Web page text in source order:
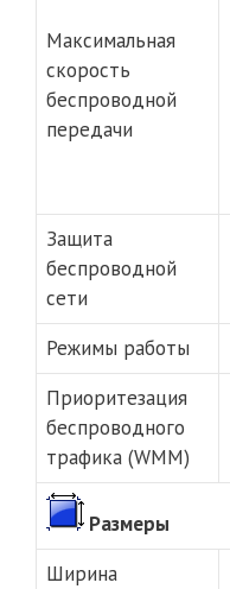
Максимальная
скорость
беспроводной
передачи
Защита
беспроводной
сети
Режимы работы
Приоритезация
беспроводного
трафика (WMM)
Размеры
Ширина